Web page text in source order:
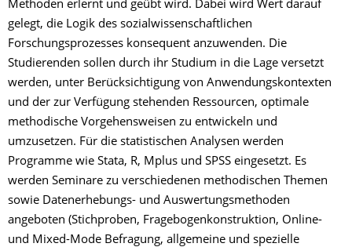
Methoden erlernt und geübt wird. Dabei wird Wert darauf
gelegt, die Logik des sozialwissenschaftlichen
Forschungsprozesses konsequent anzuwenden. Die
Studierenden sollen durch ihr Studium in die Lage versetzt
werden, unter Berücksichtigung von Anwendungskontexten
und der zur Verfügung stehenden Ressourcen, optimale
methodische Vorgehensweisen zu entwickeln und
umzusetzen. Für die statistischen Analysen werden
Programme wie Stata, R, Mplus und SPSS eingesetzt. Es
werden Seminare zu verschiedenen methodischen Themen
sowie Datenerhebungs- und Auswertungsmethoden
angeboten (Stichproben, Fragebogenkonstruktion, Online-
und Mixed-Mode Befragung, allgemeine und spezielle